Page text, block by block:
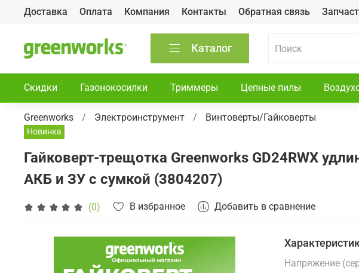
Доставка Оплата Компания Контакты Обратная связь
Каталог
Скидки Газонокосилки Триммеры Цепные пилы
Greenworks Электроинструмент Винтоверты/Гайковерты
Новинка
Гайковерт-трещотка Greenworks GD24RWX
АКБ и ЗУ с сумкой (3804207)
(0) В избранное Добавить в сравнение
Напряжение